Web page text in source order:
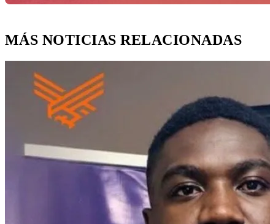
MÁS NOTICIAS RELACIONADAS